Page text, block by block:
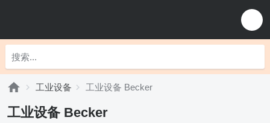
工业设备 工业设备 Becker
工业设备 Becker